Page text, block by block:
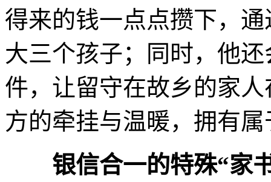
得来的钱一点点攒下，
大三个孩子；同时，他
件，让留守在故乡的家
方的牵挂与温暖，拥有
银信合一的特殊“家